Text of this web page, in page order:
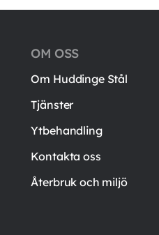
OM OSS
Om Huddinge Stål
Tjänster
Ytbehandling
Kontakta oss
Återbruk och miljö